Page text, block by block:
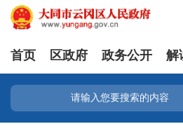
首页 区政府 政务公开 解